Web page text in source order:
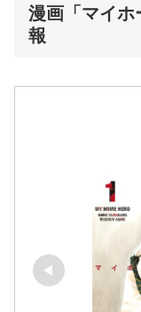
漫画「マイホ
報